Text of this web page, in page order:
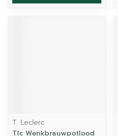
T. Leclerc
Tlc Wenkbrauwpotlood